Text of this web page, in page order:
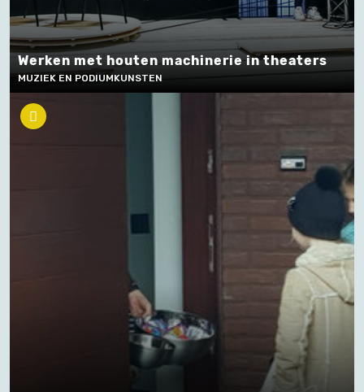
Werken met houten machinerie in theaters
MUZIEK EN PODIUMKUNSTEN